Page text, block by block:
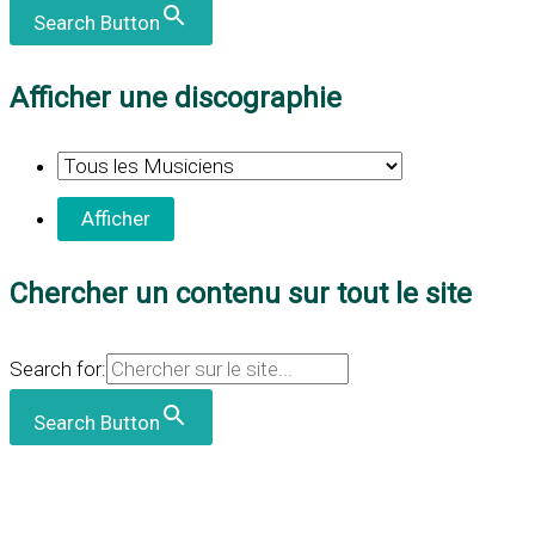
Search Button
Afficher une discographie
Chercher un contenu sur tout le site
Search for:
Search Button